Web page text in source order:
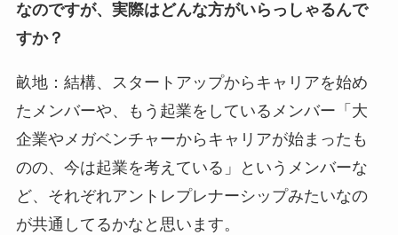
なのですが、実際はどんな方がいらっしゃるんで
すか？
畝地：結構、スタートアップからキャリアを始め
たメンバーや、もう起業をしているメンバー「大
企業やメガベンチャーからキャリアが始まったも
のの、今は起業を考えている」というメンバーな
ど、それぞれアントレプレナーシップみたいなの
が共通してるかなと思います。